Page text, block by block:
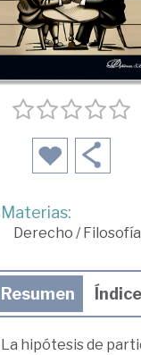
Materias:
Derecho /
Resumen Índice
La hipótesis de